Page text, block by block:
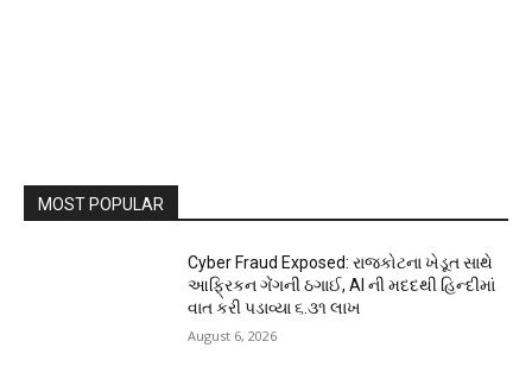
MOST POPULAR
Cyber Fraud Exposed: રાજકોટના ખેડૂત સાથે
આફ્રિકન ગેંગની ઠગાઈ, AI ની મદદથી હિન્દીમાં
વાત કરી પડાવ્યા ₹૬.૩૧ લાખ
August 6, 2026